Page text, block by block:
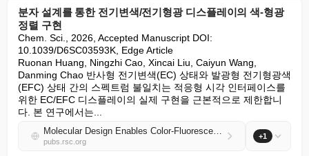
분자 설계를 통한 전기변색/전기형광 디스플레이의 색-형광
정렬 구현
Chem. Sci., 2026, Accepted Manuscript DOI:
10.1039/D6SC03593K, Edge Article
Ruonan Huang, Ningzhi Cao, Xincai Liu, Caiyun Wang,
Danming Chao 반사형 전기변색(EC) 상태와 발광형 전기형광색
(EFC) 상태 간의 스펙트럼 불일치는 적응형 시각 인터페이스를
위한 EC/EFC 디스플레이의 실제 구현을 근본적으로 제한합니
다. 본 연구에서는...
Molecular Design Enables Color-Fluorescence Alignment in Electrochromic/Electrofluorochromic Displays
pubs.rsc.org
+1